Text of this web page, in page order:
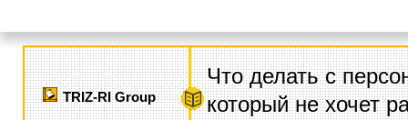
TRIZ-RI Group
Что делать с
который не хочет